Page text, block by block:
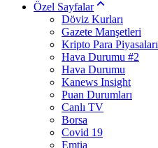
Özel Sayfalar
Döviz Kurları
Gazete Manşetleri
Kripto Para Piyasaları
Hava Durumu #2
Hava Durumu
Kanews Insight
Puan Durumları
Canlı TV
Borsa
Covid 19
Emtia